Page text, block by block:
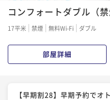
日前から返金不可
【ベストレート／朝食付】
コンフォートダブル（禁
17平米 禁煙 無料Wi-Fi ダブル
部屋詳細
【早期割28】早期予約で